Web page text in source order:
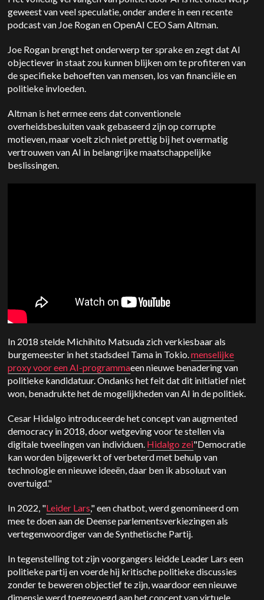
geweest van veel speculatie, onder andere in een recente
podcast van Joe Rogan en OpenAI CEO Sam Altman.
Joe Rogan brengt het onderwerp ter sprake en zegt dat AI
objectiever in staat zou kunnen blijken om te profiteren van
de specifieke behoeften van mensen, los van financiële en
politieke invloeden.
Altman is het ermee eens dat conventionele
overheidsbesluiten vaak gebaseerd zijn op corrupte
motieven, maar voelt zich niet prettig bij het overmatig
vertrouwen van AI in belangrijke maatschappelijke
beslissingen.
In 2018 stelde Michihito Matsuda zich verkiesbaar als
burgemeester in het stadsdeel Tama in Tokio.menselijke
proxy voor een AI-programmaeen nieuwe benadering van
politieke kandidatuur. Ondanks het feit dat dit initiatief niet
won, benadrukte het de mogelijkheden van AI in de politiek.
Cesar Hidalgo introduceerde het concept van augmented
democracy in 2018, door wetgeving voor te stellen via
digitale tweelingen van individuen. Hidalgo zei"Democratie
kan worden bijgewerkt of verbeterd met behulp van
technologie en nieuwe ideeën, daar ben ik absoluut van
overtuigd."
In 2022, "Leider Lars," een chatbot, werd genomineerd om
mee te doen aan de Deense parlementsverkiezingen als
vertegenwoordiger van de Synthetische Partij.
In tegenstelling tot zijn voorgangers leidde Leader Lars een
politieke partij en voerde hij kritische politieke discussies
zonder te beweren objectief te zijn, waardoor een nieuwe
dimensie werd toegevoegd aan het concept van virtuele